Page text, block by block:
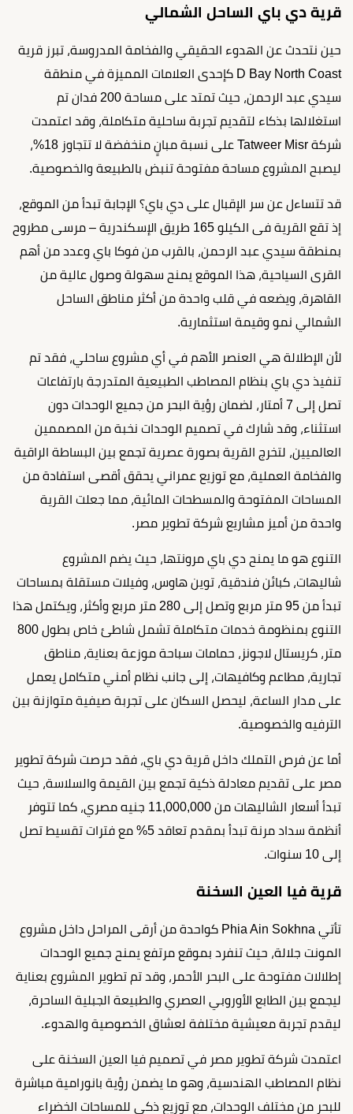
قرية دي باي الساحل الشمالي
حين نتحدث عن الهدوء الحقيقي والفخامة المدروسة، تبرز قرية
D Bay North Coast كإحدى العلامات المميزة في منطقة
سيدي عبد الرحمن، حيث تمتد على مساحة 200 فدان تم
استغلالها بذكاء لتقديم تجربة ساحلية متكاملة، وقد اعتمدت
شركة Tatweer Misr على نسبة مبانٍ منخفضة لا تتجاوز 18%،
ليصبح المشروع مساحة مفتوحة تنبض بالطبيعة والخصوصية.
قد تتساءل عن سر الإقبال على دي باي؟ الإجابة تبدأ من الموقع،
إذ تقع القرية فى الكيلو 165 طريق الإسكندرية – مرسى مطروح
بمنطقة سيدي عبد الرحمن، بالقرب من فوكا باي وعدد من أهم
القرى السياحية، هذا الموقع يمنح سهولة وصول عالية من
القاهرة، ويضعه في قلب واحدة من أكثر مناطق الساحل
الشمالي نمو وقيمة استثمارية.
لأن الإطلالة هي العنصر الأهم في أي مشروع ساحلي، فقد تم
تنفيذ دي باي بنظام المصاطب الطبيعية المتدرجة بارتفاعات
تصل إلى 7 أمتار، لضمان رؤية البحر من جميع الوحدات دون
استثناء، وقد شارك في تصميم الوحدات نخبة من المصممين
العالميين، لتخرج القرية بصورة عصرية تجمع بين البساطة الراقية
والفخامة العملية، مع توزيع عمراني يحقق أقصى استفادة من
المساحات المفتوحة والمسطحات المائية، مما جعلت القرية
واحدة من أميز مشاريع شركة تطوير مصر.
التنوع هو ما يمنح دي باي مرونتها، حيث يضم المشروع
شاليهات، كبائن فندقية، توين هاوس، وفيلات مستقلة بمساحات
تبدأ من 95 متر مربع وتصل إلى 280 متر مربع وأكثر، ويكتمل هذا
التنوع بمنظومة خدمات متكاملة تشمل شاطئ خاص بطول 800
متر، كريستال لاجونز، حمامات سباحة موزعة بعناية، مناطق
تجارية، مطاعم وكافيهات، إلى جانب نظام أمني متكامل يعمل
على مدار الساعة، ليحصل السكان على تجربة صيفية متوازنة بين
الترفيه والخصوصية.
أما عن فرص التملك داخل قرية دي باي، فقد حرصت شركة تطوير
مصر على تقديم معادلة ذكية تجمع بين القيمة والسلاسة، حيث
تبدأ أسعار الشاليهات من 11,000,000 جنيه مصري، كما تتوفر
أنظمة سداد مرنة تبدأ بمقدم تعاقد 5% مع فترات تقسيط تصل
إلى 10 سنوات.
قرية فيا العين السخنة
تأتي Phia Ain Sokhna كواحدة من أرقى المراحل داخل مشروع
المونت جلالة، حيث تنفرد بموقع مرتفع يمنح جميع الوحدات
إطلالات مفتوحة على البحر الأحمر، وقد تم تطوير المشروع بعناية
ليجمع بين الطابع الأوروبي العصري والطبيعة الجبلية الساحرة،
ليقدم تجربة معيشية مختلفة لعشاق الخصوصية والهدوء.
اعتمدت شركة تطوير مصر في تصميم فيا العين السخنة على
نظام المصاطب الهندسية، وهو ما يضمن رؤية بانورامية مباشرة
للبحر من مختلف الوحدات، مع توزيع ذكي للمساحات الخضراء